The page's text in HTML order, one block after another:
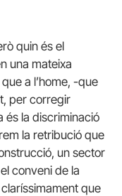
quin és el
una mateixa
a l’home, -que
per corregir
és la discriminació
la retribució que
un sector
conveni de la
que